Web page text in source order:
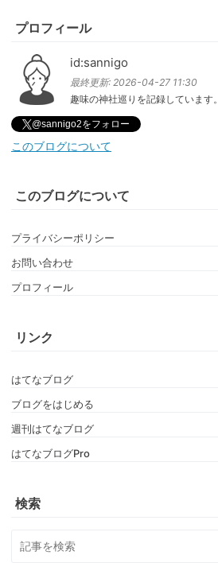
プロフィール
id:sannigo
最終更新: 2026-04-27 11:30
趣味の神社巡りを記録しています。
@sannigo2をフォロー
このブログについて
このブログについて
プライバシーポリシー
お問い合わせ
プロフィール
リンク
はてなブログ
ブログをはじめる
週刊はてなブログ
はてなブログPro
検索